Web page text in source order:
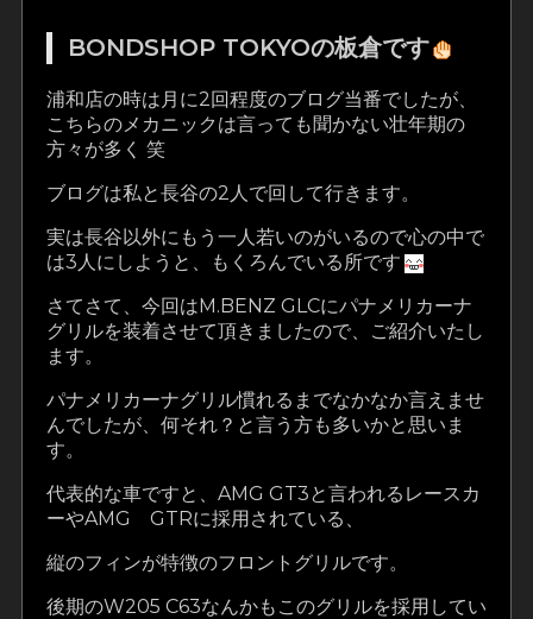
BONDSHOP TOKYOの板倉です
浦和店の時は月に2回程度のブログ当番でしたが、
こちらのメカニックは言っても聞かない壮年期の
方々が多く 笑
ブログは私と長谷の2人で回して行きます。
実は長谷以外にもう一人若いのがいるので心の中で
は3人にしようと、もくろんでいる所です
さてさて、今回はM.BENZ GLCにパナメリカーナ
グリルを装着させて頂きましたので、ご紹介いたし
ます。
パナメリカーナグリル慣れるまでなかなか言えませ
んでしたが、何それ？と言う方も多いかと思いま
す。
代表的な車ですと、AMG GT3と言われるレースカ
ーやAMG GTRに採用されている、
縦のフィンが特徴のフロントグリルです。
後期のW205 C63なんかもこのグリルを採用してい